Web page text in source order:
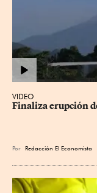
VIDEO
Finaliza erupción
Por Redacción El Economista